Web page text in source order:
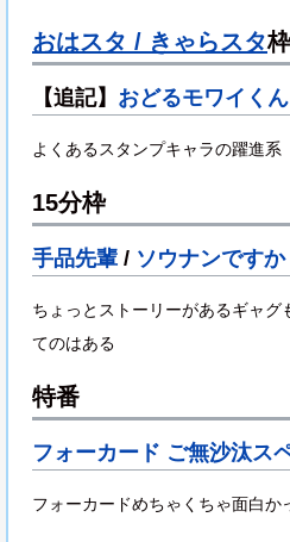
おはスタ / きゃらスタ枠
【追記】 おどるモワイくん
よくあるスタンプキャラの躍進系
15分枠
手品先輩 / ソウナンですか
ちょっとストーリーがあるギャグ
てのはある
特番
フォーカード ご無沙汰ス
フォーカードめちゃくちゃ面白か